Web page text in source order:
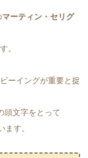
マーティン・セリグ
。
ーイングが重要と捉
頭文字をとって
ます。